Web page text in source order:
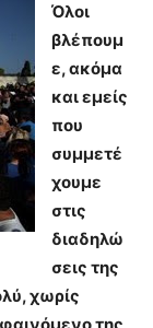
Όλοι
βλέπουμ
ε, ακόμα
και εμείς
που
συμμετέ
χουμε
στις
διαδηλώ
σεις της
χωρίς